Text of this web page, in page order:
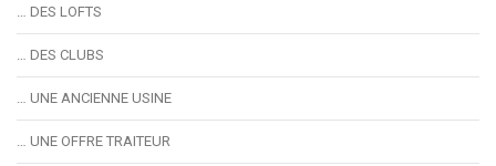
… DES LOFTS
… DES CLUBS
… UNE ANCIENNE USINE
… UNE OFFRE TRAITEUR